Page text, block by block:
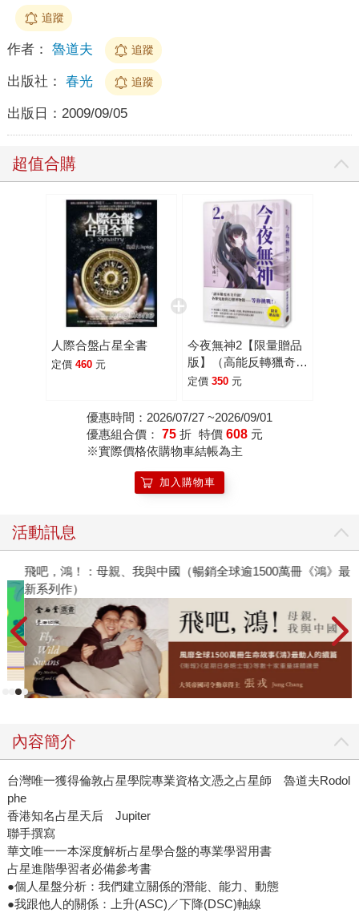
追蹤
作者： 魯道夫 追蹤
出版社： 春光 追蹤
出版日： 2009/09/05
超值合購
人際合盤占星全書
定價 460 元
今夜無神2【限量贈品
版】（高能反轉獵奇冒
險，400萬人大呼過癮
定價 350 元
優惠時間：2026/07/27 ~2026/09/01
優惠組合價： 75 折 特價 608 元
※實際價格依購物車結帳為主
加入購物車
活動訊息
飛吧，鴻！：母親、我與中國（暢銷全球逾1500萬冊《鴻》最
新系列作）
通
內容簡介
台灣唯一獲得倫敦占星學院專業資格文憑之占星師 魯道夫Rodol
phe
香港知名占星天后 Jupiter
聯手撰寫
華文唯一一本深度解析占星學合盤的專業學習用書
占星進階學習者必備參考書
●個人星盤分析：我們建立關係的潛能、能力、動態
●我跟他人的關係：上升(ASC)／下降(DSC)軸線